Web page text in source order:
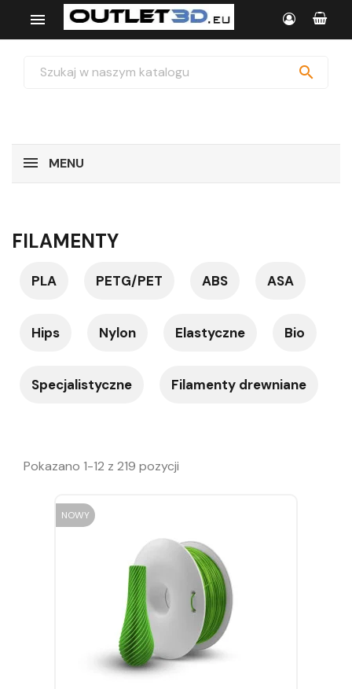


MENU
FILAMENTY
PLA PETG/PET ABS ASA
Hips Nylon Elastyczne Bio
Specjalistyczne Filamenty drewniane
Pokazano 1-12 z 219 pozycji
NOWY